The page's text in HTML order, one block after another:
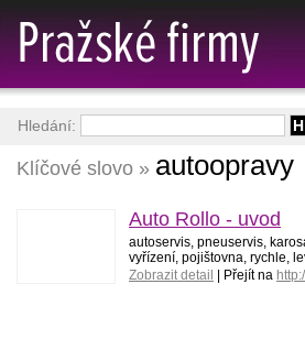
Klíčové slovo » autoopravy
Auto Rollo - uvod
autoservis, pneuservis,
vyřízení, pojištovna, rychle,
Zobrazit detail
| Přejít na
Hledání: